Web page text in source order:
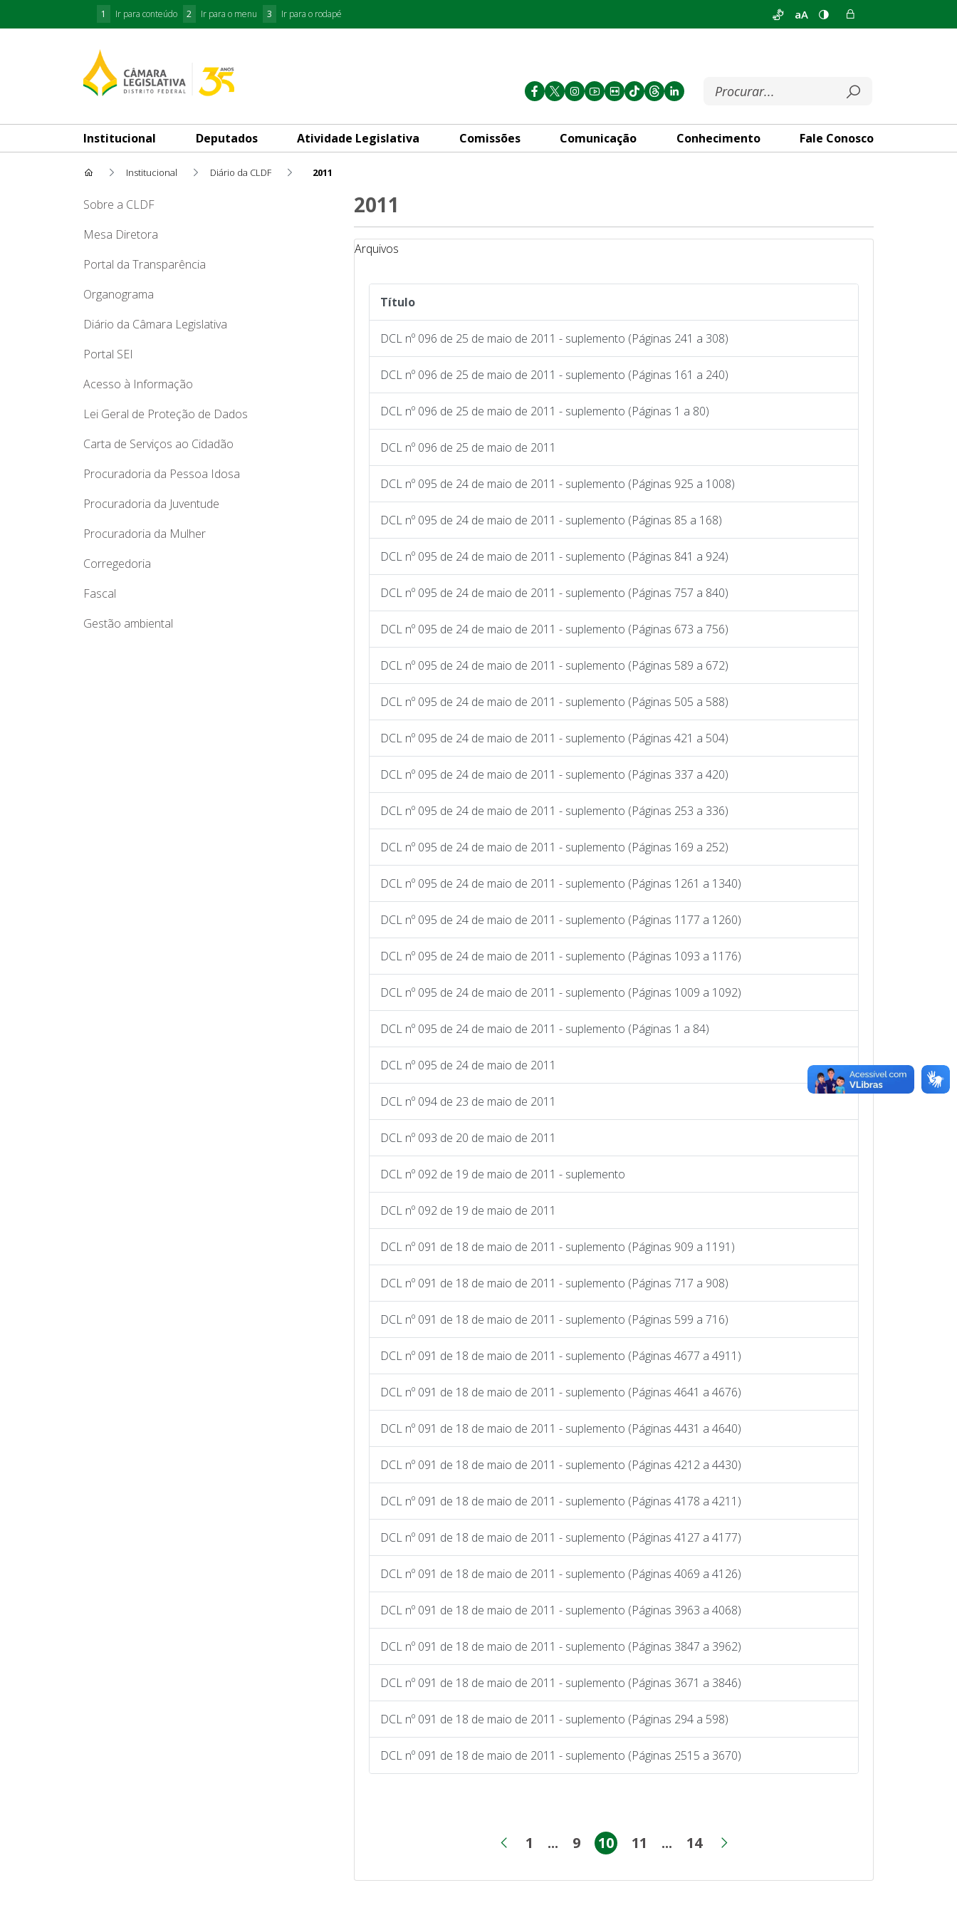
1 Ir para conteúdo 2 Ir para o menu 3 Ir para o rodapé aA
Institucional Deputados Atividade Legislativa Comissões Comunicação Conhecimento Fale Conosco
Institucional Diário da CLDF 2011
Sobre a CLDF
Mesa Diretora
Portal da Transparência
Organograma
Diário da Câmara Legislativa
Portal SEI
Acesso à Informação
Lei Geral de Proteção de Dados
Carta de Serviços ao Cidadão
Procuradoria da Pessoa Idosa
Procuradoria da Juventude
Procuradoria da Mulher
Corregedoria
Fascal
Gestão ambiental
2011
Arquivos
Título
DCL nº 096 de 25 de maio de 2011 - suplemento (Páginas 241 a 308)
DCL nº 096 de 25 de maio de 2011 - suplemento (Páginas 161 a 240)
DCL nº 096 de 25 de maio de 2011 - suplemento (Páginas 1 a 80)
DCL nº 096 de 25 de maio de 2011
DCL nº 095 de 24 de maio de 2011 - suplemento (Páginas 925 a 1008)
DCL nº 095 de 24 de maio de 2011 - suplemento (Páginas 85 a 168)
DCL nº 095 de 24 de maio de 2011 - suplemento (Páginas 841 a 924)
DCL nº 095 de 24 de maio de 2011 - suplemento (Páginas 757 a 840)
DCL nº 095 de 24 de maio de 2011 - suplemento (Páginas 673 a 756)
DCL nº 095 de 24 de maio de 2011 - suplemento (Páginas 589 a 672)
DCL nº 095 de 24 de maio de 2011 - suplemento (Páginas 505 a 588)
DCL nº 095 de 24 de maio de 2011 - suplemento (Páginas 421 a 504)
DCL nº 095 de 24 de maio de 2011 - suplemento (Páginas 337 a 420)
DCL nº 095 de 24 de maio de 2011 - suplemento (Páginas 253 a 336)
DCL nº 095 de 24 de maio de 2011 - suplemento (Páginas 169 a 252)
DCL nº 095 de 24 de maio de 2011 - suplemento (Páginas 1261 a 1340)
DCL nº 095 de 24 de maio de 2011 - suplemento (Páginas 1177 a 1260)
DCL nº 095 de 24 de maio de 2011 - suplemento (Páginas 1093 a 1176)
DCL nº 095 de 24 de maio de 2011 - suplemento (Páginas 1009 a 1092)
DCL nº 095 de 24 de maio de 2011 - suplemento (Páginas 1 a 84)
DCL nº 095 de 24 de maio de 2011
DCL nº 094 de 23 de maio de 2011
DCL nº 093 de 20 de maio de 2011
DCL nº 092 de 19 de maio de 2011 - suplemento
DCL nº 092 de 19 de maio de 2011
DCL nº 091 de 18 de maio de 2011 - suplemento (Páginas 909 a 1191)
DCL nº 091 de 18 de maio de 2011 - suplemento (Páginas 717 a 908)
DCL nº 091 de 18 de maio de 2011 - suplemento (Páginas 599 a 716)
DCL nº 091 de 18 de maio de 2011 - suplemento (Páginas 4677 a 4911)
DCL nº 091 de 18 de maio de 2011 - suplemento (Páginas 4641 a 4676)
DCL nº 091 de 18 de maio de 2011 - suplemento (Páginas 4431 a 4640)
DCL nº 091 de 18 de maio de 2011 - suplemento (Páginas 4212 a 4430)
DCL nº 091 de 18 de maio de 2011 - suplemento (Páginas 4178 a 4211)
DCL nº 091 de 18 de maio de 2011 - suplemento (Páginas 4127 a 4177)
DCL nº 091 de 18 de maio de 2011 - suplemento (Páginas 4069 a 4126)
DCL nº 091 de 18 de maio de 2011 - suplemento (Páginas 3963 a 4068)
DCL nº 091 de 18 de maio de 2011 - suplemento (Páginas 3847 a 3962)
DCL nº 091 de 18 de maio de 2011 - suplemento (Páginas 3671 a 3846)
DCL nº 091 de 18 de maio de 2011 - suplemento (Páginas 294 a 598)
DCL nº 091 de 18 de maio de 2011 - suplemento (Páginas 2515 a 3670)
Página anterior
Página
1 ...Páginas intermediárias
Página
9 Página
10 Página
11 ...Páginas intermediárias
Página
14